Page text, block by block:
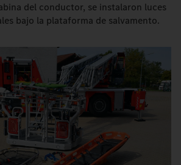
del conductor, se instalaron luces
bajo la plataforma de salvamento.